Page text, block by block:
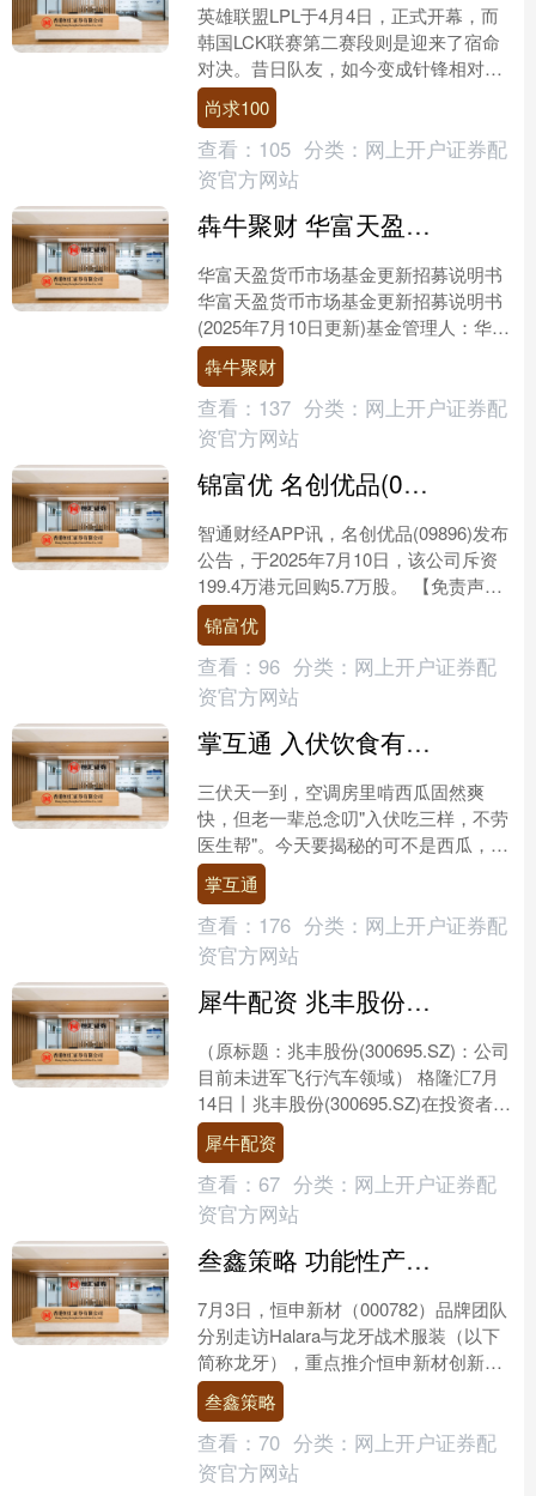
英雄联盟LPL于4月4日，正式开幕，而
韩国LCK联赛第二赛段则是迎来了宿命
对决。昔日队友，如今变成针锋相对的
对手！各路豪强，都在对MSI的入选，
展开殊死拼杀。 ....
尚求100
查看： 105 分类： 网上开户证券配
资官方网站
犇牛聚财 华富天盈货币市场基金更新招募说明书
华富天盈货币市场基金更新招募说明书
华富天盈货币市场基金更新招募说明书
(2025年7月10日更新)基金管理人：华富
基金管理有限公司基金托管人：兴业银
行股份有限公司....
犇牛聚财
查看： 137 分类： 网上开户证券配
资官方网站
锦富优 名创优品(09896)7月10日斥资1994万港元回购57万股
智通财经APP讯，名创优品(09896)发布
公告，于2025年7月10日，该公司斥资
199.4万港元回购5.7万股。 【免责声
明】本文仅代表作者本人观点，与和
讯....
锦富优
查看： 96 分类： 网上开户证券配
资官方网站
掌互通 入伏饮食有讲究！这3样食材比西瓜更养人，全家吃了少生病_苦瓜_鱼腥草_鲍鱼
三伏天一到，空调房里啃西瓜固然爽
快，但老一辈总念叨"入伏吃三样，不劳
医生帮"。今天要揭秘的可不是西瓜，而
是三位低调的"伏天养生冠军"——鱼腥
草、黄皮果和苦瓜。别....
掌互通
查看： 176 分类： 网上开户证券配
资官方网站
犀牛配资 兆丰股份(300695SZ)：公司目前未进军飞行汽车领域
（原标题：兆丰股份(300695.SZ)：公司
目前未进军飞行汽车领域） 格隆汇7月
14日丨兆丰股份(300695.SZ)在投资者互
动平台表示，公司目前未进军飞行....
犀牛配资
查看： 67 分类： 网上开户证券配
资官方网站
叁鑫策略 功能性产品创新破圈——恒申新材品牌团队走访Halara与龙牙战术服装品牌
7月3日，恒申新材（000782）品牌团队
分别走访Halara与龙牙战术服装（以下
简称龙牙），重点推介恒申新材创新研
发的功能性产品。 据悉，Halara 是一
个....
叁鑫策略
查看： 70 分类： 网上开户证券配
资官方网站